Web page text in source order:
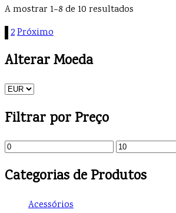
A mostrar 1–8 de 10 resultados
2Próximo
Alterar Moeda
Filtrar por Preço
Categorias de Produtos
Acessórios